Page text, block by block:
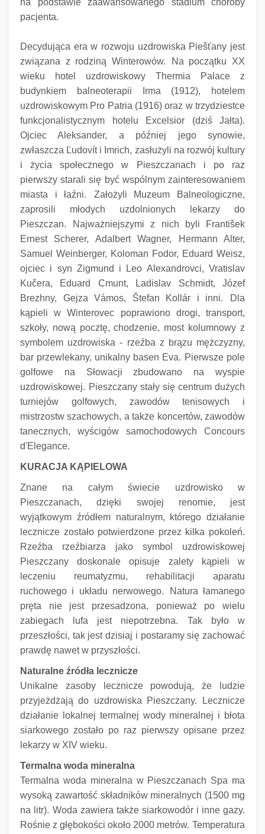
na podstawie zaawansowanego stadium choroby
pacjenta.
Decydująca era w rozwoju uzdrowiska Piešťany jest
związana z rodziną Winterowów.
Na początku XX
wieku hotel uzdrowiskowy Thermia Palace z
budynkiem balneoterapii Irma (1912), hotelem
uzdrowiskowym Pro Patria (1916) oraz w trzydziestce
funkcjonalistycznym hotelu Excelsior (dziś Jałta).
Ojciec Aleksander, a później jego synowie,
zwłaszcza Ľudovít i Imrich, zasłużyli na rozwój kultury
i życia społecznego w Pieszczanach i po raz
pierwszy starali się być wspólnym zainteresowaniem
miasta i łaźni.
Założyli Muzeum Balneologiczne,
zaprosili młodych uzdolnionych lekarzy do
Pieszczan.
Najważniejszymi z nich byli František
Ernest Scherer, Adalbert Wagner, Hermann Alter,
Samuel Weinberger, Koloman Fodor, Eduard Weisz,
ojciec i syn Zigmund i Leo Alexandrovci, Vratislav
Kučera, Eduard Cmunt, Ladislav Schmidt, Józef
Brezhny, Gejza Vámos, Štefan Kollár i inni.
Dla
kąpieli w Winterovec poprawiono drogi, transport,
szkoły, nową pocztę, chodzenie, most kolumnowy z
symbolem uzdrowiska - rzeźba z brązu mężczyzny,
bar przewlekany, unikalny basen Eva. Pierwsze pole
golfowe na Słowacji zbudowano na wyspie
uzdrowiskowej. Pieszczany stały się centrum dużych
turniejów golfowych, zawodów tenisowych i
mistrzostw szachowych, a także koncertów, zawodów
tanecznych, wyścigów samochodowych Concours
d'Elegance.
KURACJA KĄPIELOWA
Znane na całym świecie uzdrowisko w
Pieszczanach, dzięki swojej renomie, jest
wyjątkowym źródłem naturalnym, którego działanie
lecznicze zostało potwierdzone przez kilka pokoleń.
Rzeźba rzeźbiarza jako symbol uzdrowiskowej
Pieszczany doskonale opisuje zalety kąpieli w
leczeniu reumatyzmu, rehabilitacji aparatu
ruchowego i układu nerwowego.
Natura łamanego
pręta nie jest przesadzona, ponieważ po wielu
zabiegach lufa jest niepotrzebna.
Tak było w
przeszłości, tak jest dzisiaj i postaramy się zachować
prawdę nawet w przyszłości.
Naturalne źródła lecznicze
Unikalne zasoby lecznicze powodują, że ludzie
przyjeżdżają do uzdrowiska Pieszczany.
Lecznicze
działanie lokalnej termalnej wody mineralnej i błota
siarkowego zostało po raz pierwszy opisane przez
lekarzy w XIV wieku.
Termalna woda mineralna
Termalna woda mineralna w Pieszczanach Spa ma
wysoką zawartość składników mineralnych (1500 mg
na litr). Woda zawiera także siarkowodór i inne gazy.
Rośnie z głębokości około 2000 metrów. Temperatura